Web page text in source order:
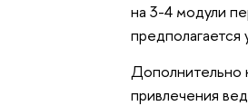
на 3-4 модули
Дополнительно
привлечения